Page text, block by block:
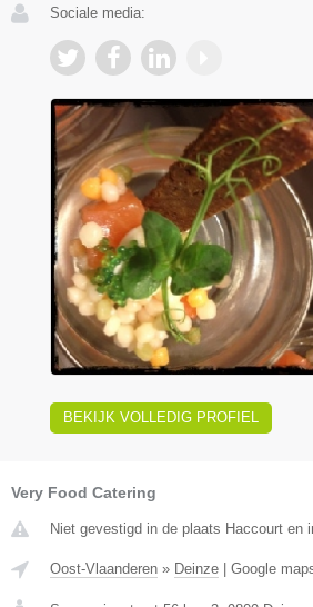
Sociale media:
BEKIJK VOLLEDIG PROFIEL
Very Food Catering
Niet gevestigd in de plaats Haccourt en
Oost-Vlaanderen » Deinze | Google